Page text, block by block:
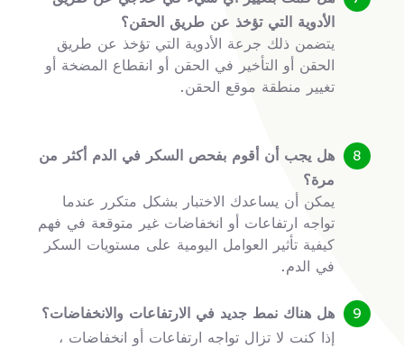
الأدوية التي تؤخذ عن طريق الحقن؟
يتضمن ذلك جرعة الأدوية التي تؤخذ عن طريق
الحقن أو التأخير في الحقن أو انقطاع المضخة أو
تغيير منطقة موقع الحقن.
هل يجب أن أقوم بفحص السكر في الدم أكثر من
مرة؟
يمكن أن يساعدك الاختبار بشكل متكرر عندما
تواجه ارتفاعات أو انخفاضات غير متوقعة في فهم
كيفية تأثير العوامل اليومية على مستويات السكر
في الدم.
هل هناك نمط جديد في الارتفاعات والانخفاضات؟
إذا كنت لا تزال تواجه ارتفاعات أو انخفاضات ،